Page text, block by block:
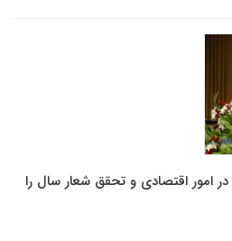
امور اقتصادی و تحقق شعار سال را